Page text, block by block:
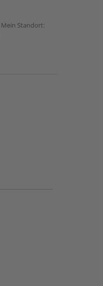
Mein Standort: